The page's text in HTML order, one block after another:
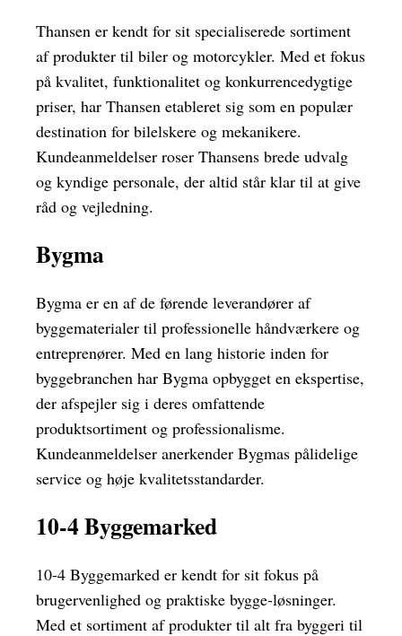
Thansen er kendt for sit specialiserede sortiment
af produkter til biler og motorcykler. Med et fokus
på kvalitet, funktionalitet og konkurrencedygtige
priser, har Thansen etableret sig som en populær
destination for bilelskere og mekanikere.
Kundeanmeldelser roser Thansens brede udvalg
og kyndige personale, der altid står klar til at give
råd og vejledning.
Bygma
Bygma er en af de førende leverandører af
byggematerialer til professionelle håndværkere og
entreprenører. Med en lang historie inden for
byggebranchen har Bygma opbygget en ekspertise,
der afspejler sig i deres omfattende
produktsortiment og professionalisme.
Kundeanmeldelser anerkender Bygmas pålidelige
service og høje kvalitetsstandarder.
10-4 Byggemarked
10-4 Byggemarked er kendt for sit fokus på
brugervenlighed og praktiske bygge-løsninger.
Med et sortiment af produkter til alt fra byggeri til